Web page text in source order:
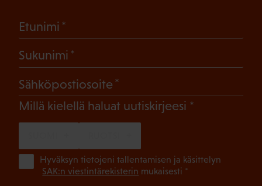
Etunimi
Sukunimi
Sähköpostiosoite
Millä kielellä haluat uutiskirjeesi (Pakollinen)
Hyväksyn tietojeni tallentamisen ja käsittelyn
SAK:n viestintärekisterin mukaisesti *